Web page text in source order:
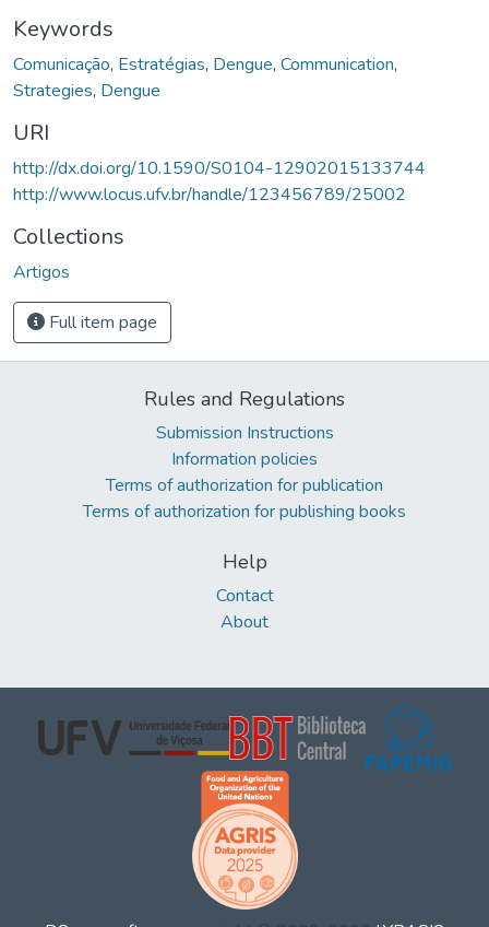
Keywords
Comunicação, Estratégias, Dengue, Communication,
Strategies, Dengue
URI
http://dx.doi.org/10.1590/S0104-12902015133744
http://www.locus.ufv.br/handle/123456789/25002
Collections
Artigos
Full item page
Rules and Regulations
Submission Instructions
Information policies
Terms of authorization for publication
Terms of authorization for publishing books
Help
Contact
About